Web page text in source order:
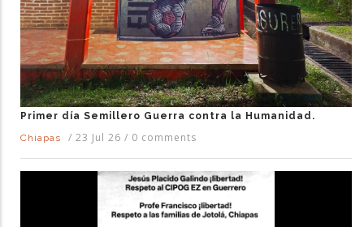
Primer día Semillero Guerra contra la Humanidad.
Chiapas
/ 23 Jul 26 / 0 comments